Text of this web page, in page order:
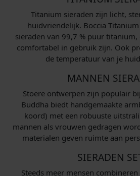
Titanium sieraden zijn licht,
huidvriendelijk. Boccia
sieraden van 99,7 % puur
comfortabel in gebruik zijn. Ook
de temperatuur van je
MANNEN
Stoere ontwerpen zijn populair
Buddha biedt handgemaakte
koord) met een robuuste
mannen als vrouwen gedragen
materialen geven ruimte aan
SIERADEN
Steeds meer mensen